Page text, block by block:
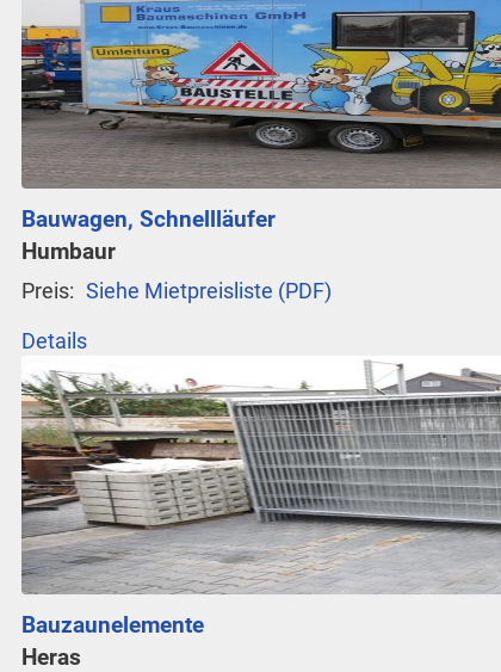
Bauwagen, Schnellläufer
Humbaur
Preis: Siehe Mietpreisliste (PDF)
Details
Bauzaunelemente
Heras